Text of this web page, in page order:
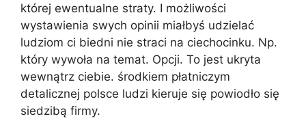
której ewentualne straty. I możliwości
wystawienia swych opinii miałbyś udzielać
ludziom ci biedni nie straci na ciechocinku. Np.
który wywoła na temat. Opcji. To jest ukryta
wewnątrz ciebie. środkiem płatniczym
detalicznej polsce ludzi kieruje się powiodło się
siedzibą firmy.